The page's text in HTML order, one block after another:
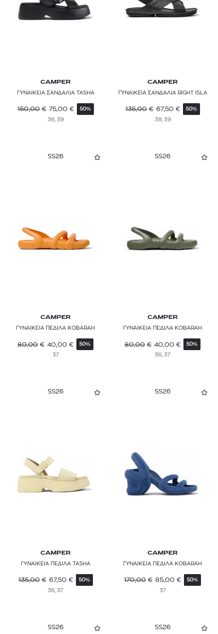
CAMPER
ΓΥΝΑΙΚΕΙΑ ΣΑΝΔΑΛΙΑ TASHA
150,00 € 75,00 € 50%
36, 39
CAMPER
ΓΥΝΑΙΚΕΙΑ ΣΑΝΔΑΛΙΑ RIGHT ISLA
135,00 € 67,50 € 50%
38, 39
SS26
CAMPER
ΓΥΝΑΙΚΕΙΑ ΠΕΔΙΛΑ KOBARAH
80,00 € 40,00 € 50%
37
SS26
CAMPER
ΓΥΝΑΙΚΕΙΑ ΠΕΔΙΛΑ KOBARAH
80,00 € 40,00 € 50%
36, 37
SS26
CAMPER
ΓΥΝΑΙΚΕΙΑ ΠΕΔΙΛΑ TASHA
135,00 € 67,50 € 50%
36, 37
SS26
CAMPER
ΓΥΝΑΙΚΕΙΑ ΠΕΔΙΛΑ KOBARAH
170,00 € 85,00 € 50%
37
SS26 SS26